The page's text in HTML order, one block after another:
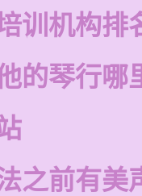
训机构排
的琴行哪
之前有美